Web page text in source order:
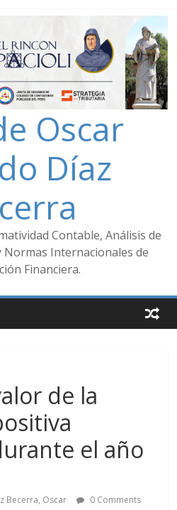
Oscar
Díaz
Contable, Análisis de
Normas Internacionales de
Financiera.
de la
el año
Becerra, Oscar 0 Comments